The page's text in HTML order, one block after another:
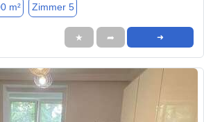
m² Zimmer 5
★ ➦ ➜